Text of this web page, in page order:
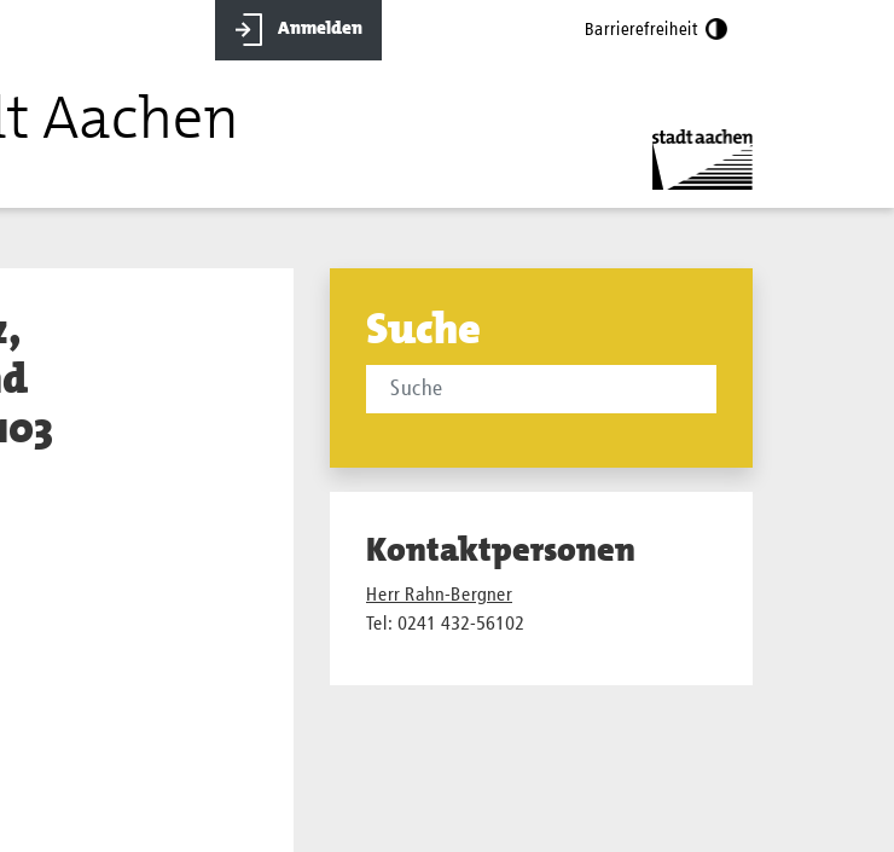
Anmelden Barrierefreiheit
Aachen
Suche
Kontaktpersonen
Herr Rahn-Bergner
Tel: 0241 432-56102